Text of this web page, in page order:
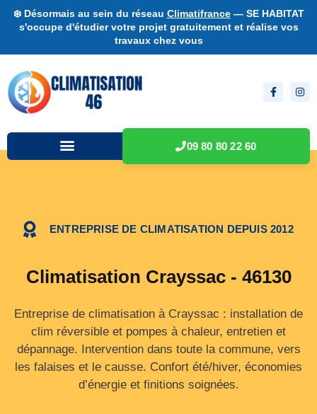
❄️ Désormais au sein du réseau Climatifrance— SE HABITAT
s'occupe d'étudier votre projet gratuitement et réalise vos
travaux chez vous
09 80 80 22 60
ENTREPRISE DE CLIMATISATION DEPUIS 2012
Climatisation Crayssac - 46130
Entreprise de climatisation à Crayssac : installation de
clim réversible et pompes à chaleur, entretien et
dépannage. Intervention dans toute la commune, vers
les falaises et le causse. Confort été/hiver, économies
d’énergie et finitions soignées.